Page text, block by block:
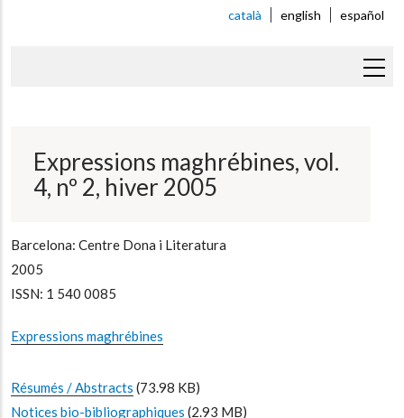
català english español
Expressions maghrébines, vol.
4, nº 2, hiver 2005
Barcelona: Centre Dona i Literatura
2005
ISSN: 1 540 0085
Expressions maghrébines
Résumés / Abstracts (73.98 KB)
Notices bio-bibliographiques (2.93 MB)